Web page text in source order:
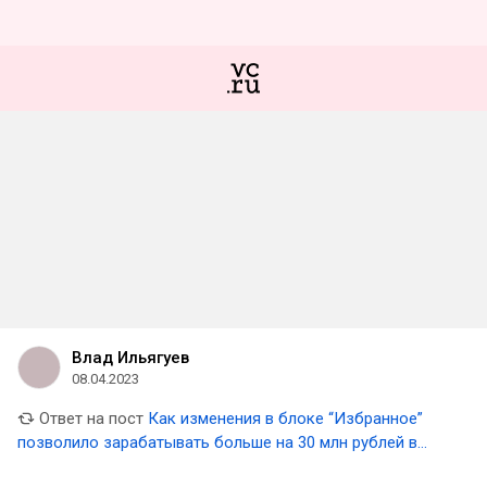
Влад Ильягуев
08.04.2023
Ответ на пост Как изменения в блоке “Избранное”
позволило зарабатывать больше на 30 млн рублей в